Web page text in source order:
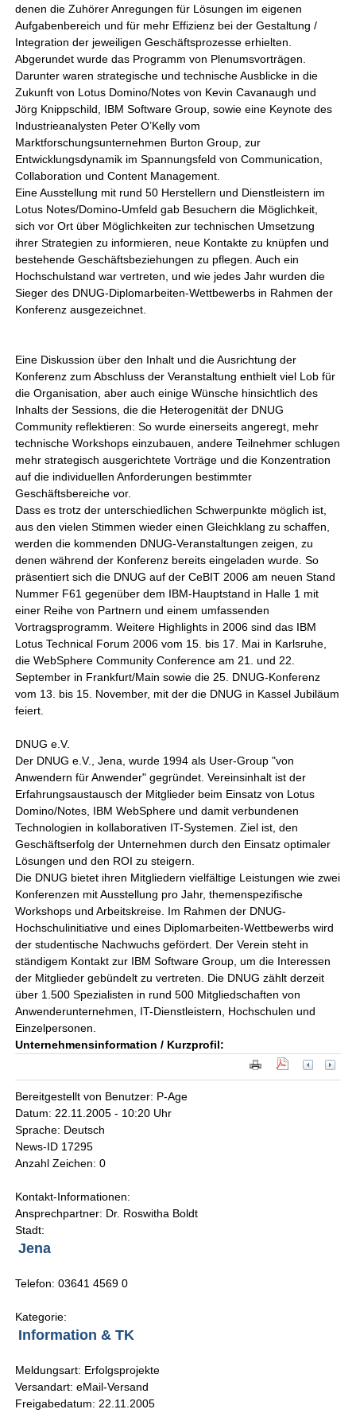
denen die Zuhörer Anregungen für Lösungen im eigenen
Aufgabenbereich und für mehr Effizienz bei der Gestaltung /
Integration der jeweiligen Geschäftsprozesse erhielten.
Abgerundet wurde das Programm von Plenumsvorträgen.
Darunter waren strategische und technische Ausblicke in die
Zukunft von Lotus Domino/Notes von Kevin Cavanaugh und
Jörg Knippschild, IBM Software Group, sowie eine Keynote des
Industrieanalysten Peter O’Kelly vom
Marktforschungsunternehmen Burton Group, zur
Entwicklungsdynamik im Spannungsfeld von Communication,
Collaboration und Content Management.
Eine Ausstellung mit rund 50 Herstellern und Dienstleistern im
Lotus Notes/Domino-Umfeld gab Besuchern die Möglichkeit,
sich vor Ort über Möglichkeiten zur technischen Umsetzung
ihrer Strategien zu informieren, neue Kontakte zu knüpfen und
bestehende Geschäftsbeziehungen zu pflegen. Auch ein
Hochschulstand war vertreten, und wie jedes Jahr wurden die
Sieger des DNUG-Diplomarbeiten-Wettbewerbs in Rahmen der
Konferenz ausgezeichnet.
Eine Diskussion über den Inhalt und die Ausrichtung der
Konferenz zum Abschluss der Veranstaltung enthielt viel Lob für
die Organisation, aber auch einige Wünsche hinsichtlich des
Inhalts der Sessions, die die Heterogenität der DNUG
Community reflektieren: So wurde einerseits angeregt, mehr
technische Workshops einzubauen, andere Teilnehmer schlugen
mehr strategisch ausgerichtete Vorträge und die Konzentration
auf die individuellen Anforderungen bestimmter
Geschäftsbereiche vor.
Dass es trotz der unterschiedlichen Schwerpunkte möglich ist,
aus den vielen Stimmen wieder einen Gleichklang zu schaffen,
werden die kommenden DNUG-Veranstaltungen zeigen, zu
denen während der Konferenz bereits eingeladen wurde. So
präsentiert sich die DNUG auf der CeBIT 2006 am neuen Stand
Nummer F61 gegenüber dem IBM-Hauptstand in Halle 1 mit
einer Reihe von Partnern und einem umfassenden
Vortragsprogramm. Weitere Highlights in 2006 sind das IBM
Lotus Technical Forum 2006 vom 15. bis 17. Mai in Karlsruhe,
die WebSphere Community Conference am 21. und 22.
September in Frankfurt/Main sowie die 25. DNUG-Konferenz
vom 13. bis 15. November, mit der die DNUG in Kassel Jubiläum
feiert.
DNUG e.V.
Der DNUG e.V., Jena, wurde 1994 als User-Group "von
Anwendern für Anwender" gegründet. Vereinsinhalt ist der
Erfahrungsaustausch der Mitglieder beim Einsatz von Lotus
Domino/Notes, IBM WebSphere und damit verbundenen
Technologien in kollaborativen IT-Systemen. Ziel ist, den
Geschäftserfolg der Unternehmen durch den Einsatz optimaler
Lösungen und den ROI zu steigern.
Die DNUG bietet ihren Mitgliedern vielfältige Leistungen wie zwei
Konferenzen mit Ausstellung pro Jahr, themenspezifische
Workshops und Arbeitskreise. Im Rahmen der DNUG-
Hochschulinitiative und eines Diplomarbeiten-Wettbewerbs wird
der studentische Nachwuchs gefördert. Der Verein steht in
ständigem Kontakt zur IBM Software Group, um die Interessen
der Mitglieder gebündelt zu vertreten. Die DNUG zählt derzeit
über 1.500 Spezialisten in rund 500 Mitgliedschaften von
Anwenderunternehmen, IT-Dienstleistern, Hochschulen und
Einzelpersonen.
Unternehmensinformation / Kurzprofil:
Bereitgestellt von Benutzer: P-Age
Datum: 22.11.2005 - 10:20 Uhr
Sprache: Deutsch
News-ID 17295
Anzahl Zeichen: 0
Kontakt-Informationen:
Ansprechpartner: Dr. Roswitha Boldt
Stadt:
Jena
Telefon: 03641 4569 0
Kategorie:
Information & TK
Meldungsart: Erfolgsprojekte
Versandart: eMail-Versand
Freigabedatum: 22.11.2005